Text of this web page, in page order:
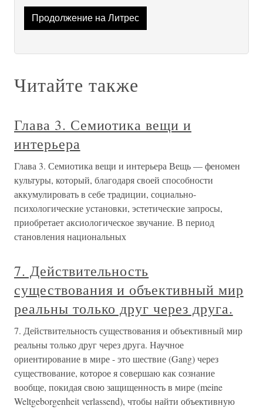
Продолжение на Литрес
Читайте также
Глава 3. Семиотика вещи и
интерьера
Глава 3. Семиотика вещи и интерьера Вещь — феномен
культуры, который, благодаря своей способности
аккумулировать в себе традиции, социально-
психологические установки, эстетические запросы,
приобретает аксиологическое звучание. В период
становления национальных
7. Действительность
существования и объективный мир
реальны только друг через друга.
7. Действительность существования и объективный мир
реальны только друг через друга. Научное
ориентирование в мире - это шествие (Gang) через
существование, которое я совершаю как сознание
вообще, покидая свою защищенность в мире (meine
Weltgeborgenheit verlassend), чтобы найти объективную